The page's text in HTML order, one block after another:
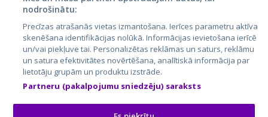
City24.lv
City24.ee
GetaPro.lv
GetaPro.ee
Skelbiu.lt
Autoplius.lt
Aruodas.lt
CVbankas.lt
Kainos.lt
Paslaugos.lt
auto24.ee
Osta.ee
KuldneBörs.ee
nodrošinātu:
Precīzas atrašanās vietas izmantošana. Ierīces parametru aktīva
skenēšana identifikācijas nolūkā. Informācijas ievietošana ierīcē
un/vai piekļuve tai. Personalizētas reklāmas un saturs, reklāmu
un satura efektivitātes novērtēšana, analītiskā informācija par
lietotāju grupām un produktu izstrāde.
Partneru (pakalpojumu sniedzēju) saraksts